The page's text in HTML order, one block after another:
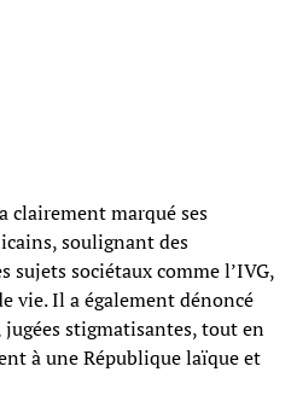
clairement marqué ses
soulignant des
sujets sociétaux comme l’IVG,
vie. Il a également dénoncé
stigmatisantes, tout en
à une République laïque et